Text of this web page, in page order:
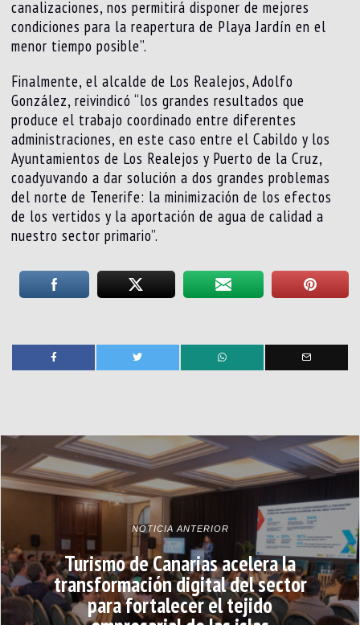
canalizaciones, nos permitirá disponer de mejores
condiciones para la reapertura de Playa Jardín en el
menor tiempo posible”.
Finalmente, el alcalde de Los Realejos, Adolfo
González, reivindicó “los grandes resultados que
produce el trabajo coordinado entre diferentes
administraciones, en este caso entre el Cabildo y los
Ayuntamientos de Los Realejos y Puerto de la Cruz,
coadyuvando a dar solución a dos grandes problemas
del norte de Tenerife: la minimización de los efectos
de los vertidos y la aportación de agua de calidad a
nuestro sector primario”.
NOTICIA ANTERIOR
Turismo de Canarias acelera la
transformación digital del sector
para fortalecer el tejido